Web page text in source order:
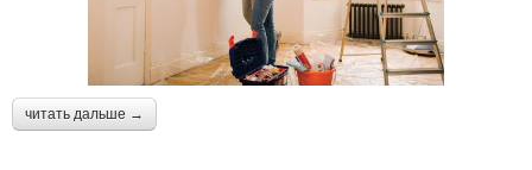
читать дальше →